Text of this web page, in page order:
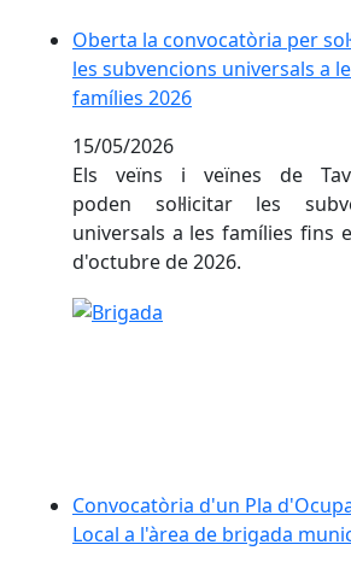
Oberta la convocatòria per
les subvencions universals a
famílies 2026
15/05/2026
Els veïns i veïnes de
poden sol·licitar les
universals a les famílies fins
d'octubre de 2026.
Convocatòria d'un Pla
Convocatòria d'un Pla
Local a l'àrea de brigada